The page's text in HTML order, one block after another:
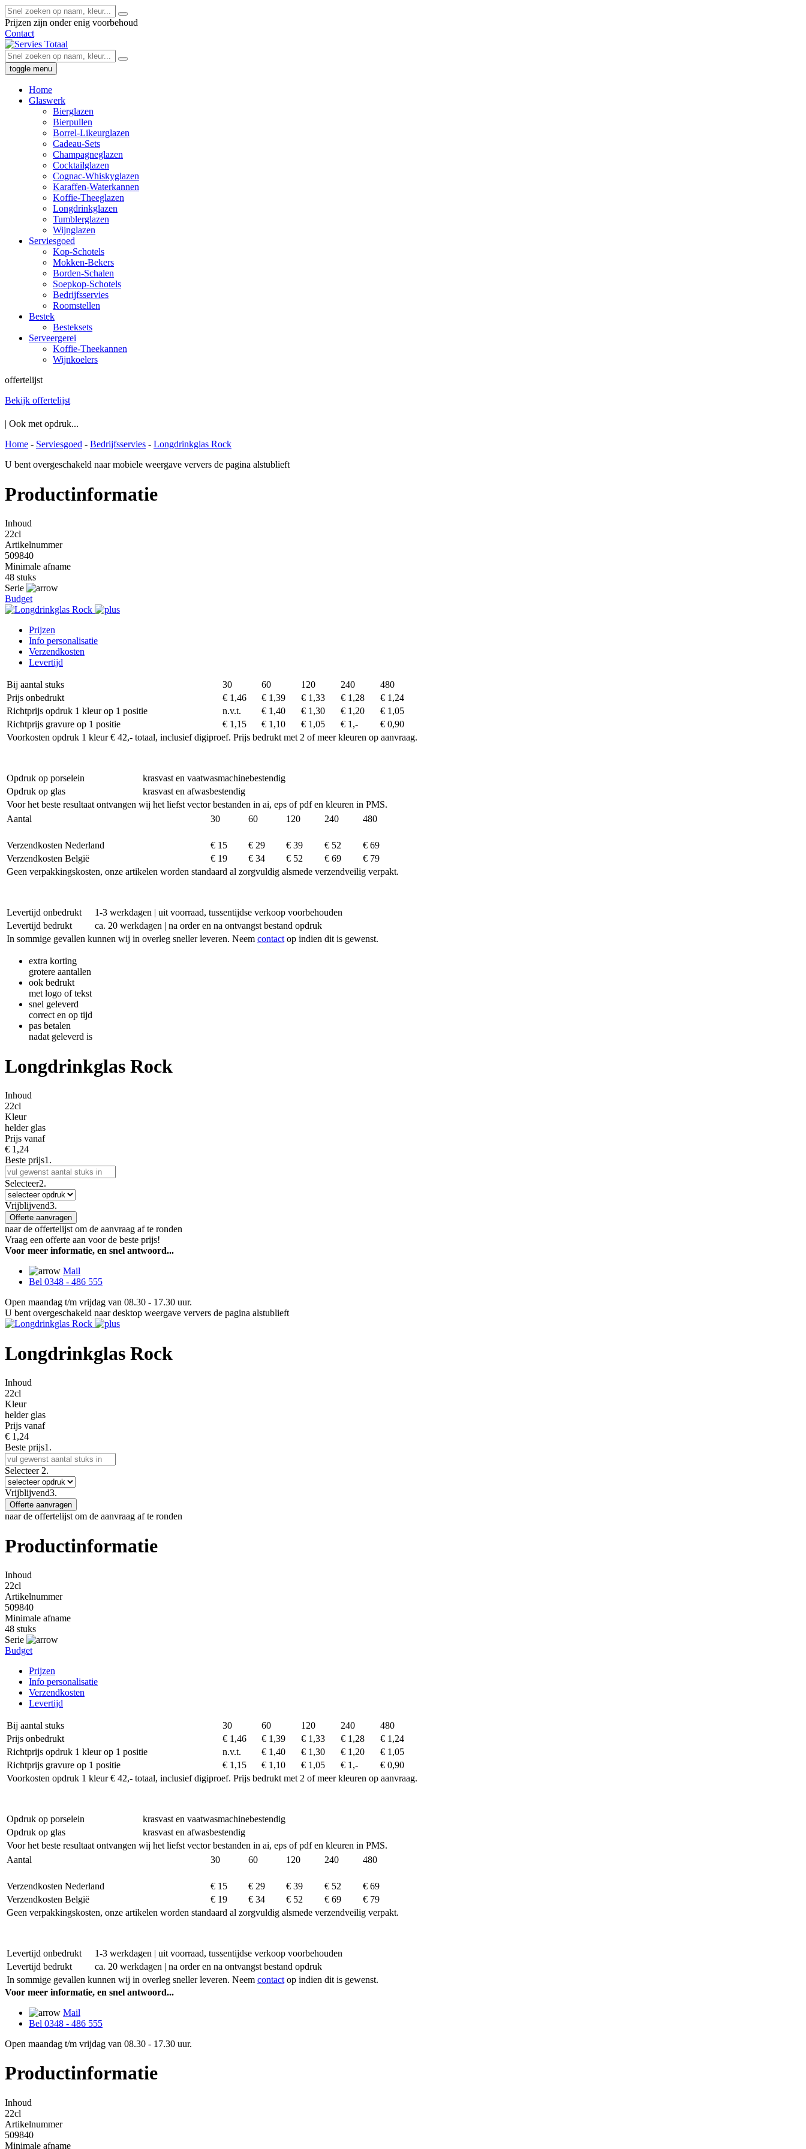
Prijzen zijn onder enig voorbehoud
Contact
toggle menu
Home
Glaswerk
Bierglazen
Bierpullen
Borrel-Likeurglazen
Cadeau-Sets
Champagneglazen
Cocktailglazen
Cognac-Whiskyglazen
Karaffen-Waterkannen
Koffie-Theeglazen
Longdrinkglazen
Tumblerglazen
Wijnglazen
Serviesgoed
Kop-Schotels
Mokken-Bekers
Borden-Schalen
Soepkop-Schotels
Bedrijfsservies
Roomstellen
Bestek
Besteksets
Serveergerei
Koffie-Theekannen
Wijnkoelers
offertelijst
Bekijk offertelijst
| Ook met opdruk...
Home - Serviesgoed - Bedrijfsservies - Longdrinkglas Rock
U bent overgeschakeld naar mobiele weergave ververs de pagina alstublieft
Productinformatie
Inhoud
22cl
Artikelnummer
509840
Minimale afname
48 stuks
Serie
Budget
Prijzen
Info personalisatie
Verzendkosten
Levertijd
Bij aantal stuks 30 60 120 240
480
Prijs onbedrukt
€ 1,46 € 1,39 € 1,33 € 1,28
€ 1,24
Richtprijs opdruk 1 kleur op 1 positie
n.v.t. € 1,40 € 1,30 € 1,20
€ 1,05
Richtprijs gravure op 1 positie
€ 1,15 € 1,10 € 1,05 € 1,-
€ 0,90
Voorkosten opdruk 1 kleur € 42,- totaal, inclusief digiproef. Prijs bedrukt met 2 of meer kleuren op aanvraag.
Opdruk op porselein
krasvast en vaatwasmachinebestendig
Opdruk op glas
krasvast en afwasbestendig
Voor het beste resultaat ontvangen wij het liefst vector bestanden in ai, eps of pdf en kleuren in PMS.
Aantal
30 60 120 240 480
Verzendkosten Nederland € 15 € 29 € 39 € 52
€ 69
Verzendkosten België
€ 19 € 34 € 52 € 69
€ 79
Geen verpakkingskosten, onze artikelen worden standaard al zorgvuldig alsmede verzendveilig verpakt.
Levertijd onbedrukt
1-3 werkdagen | uit voorraad, tussentijdse verkoop voorbehouden
Levertijd bedrukt
ca. 20 werkdagen | na order en na ontvangst bestand opdruk
In sommige gevallen kunnen wij in overleg sneller leveren. Neem contact op indien dit is gewenst.
extra korting
grotere aantallen
ook bedrukt
met logo of tekst
snel geleverd
correct en op tijd
pas betalen
nadat geleverd is
Longdrinkglas Rock
Inhoud
22cl
Kleur
helder glas
Prijs vanaf
€ 1,24
Beste prijs1.
Selecteer2.
Vrijblijvend3.
Offerte aanvragen
naar de offertelijst om de aanvraag af te ronden
Vraag een offerte aan voor de beste prijs!
Voor meer informatie, en snel antwoord...
Mail
Bel 0348 - 486 555
Open maandag t/m vrijdag van 08.30 - 17.30 uur.
U bent overgeschakeld naar desktop weergave ververs de pagina alstublieft
Longdrinkglas Rock
Inhoud
22cl
Kleur
helder glas
Prijs vanaf
€ 1,24
Beste prijs1.
Selecteer 2.
Vrijblijvend3.
Offerte aanvragen
naar de offertelijst om de aanvraag af te ronden
Productinformatie
Inhoud
22cl
Artikelnummer
509840
Minimale afname
48 stuks
Serie
Budget
Prijzen
Info personalisatie
Verzendkosten
Levertijd
Bij aantal stuks 30 60 120 240
480
Prijs onbedrukt
€ 1,46 € 1,39 € 1,33 € 1,28
€ 1,24
Richtprijs opdruk 1 kleur op 1 positie
n.v.t. € 1,40 € 1,30 € 1,20
€ 1,05
Richtprijs gravure op 1 positie
€ 1,15 € 1,10 € 1,05 € 1,-
€ 0,90
Voorkosten opdruk 1 kleur € 42,- totaal, inclusief digiproef. Prijs bedrukt met 2 of meer kleuren op aanvraag.
Opdruk op porselein
krasvast en vaatwasmachinebestendig
Opdruk op glas
krasvast en afwasbestendig
Voor het beste resultaat ontvangen wij het liefst vector bestanden in ai, eps of pdf en kleuren in PMS.
Aantal
30 60 120 240 480
Verzendkosten Nederland € 15 € 29 € 39 € 52
€ 69
Verzendkosten België
€ 19 € 34 € 52 € 69
€ 79
Geen verpakkingskosten, onze artikelen worden standaard al zorgvuldig alsmede verzendveilig verpakt.
Levertijd onbedrukt
1-3 werkdagen | uit voorraad, tussentijdse verkoop voorbehouden
Levertijd bedrukt
ca. 20 werkdagen | na order en na ontvangst bestand opdruk
In sommige gevallen kunnen wij in overleg sneller leveren. Neem contact op indien dit is gewenst.
Voor meer informatie, en snel antwoord...
Mail
Bel 0348 - 486 555
Open maandag t/m vrijdag van 08.30 - 17.30 uur.
Productinformatie
Inhoud
22cl
Artikelnummer
509840
Minimale afname